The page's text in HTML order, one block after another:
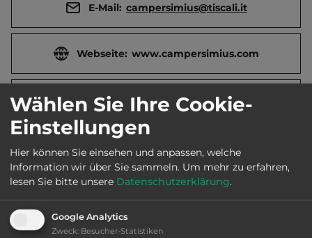
E-Mail: campersimius@tiscali.it
Webseite: www.campersimius.com
Öffnungszeiten: Ganzjährig geöffnet
Ausstattung:
Wählen Sie Ihre Cookie-
Einstellungen
Hier können Sie einsehen und anpassen, welche
Information wir über Sie sammeln. Um mehr zu erfahren,
lesen Sie bitte unsere Datenschutzerklärung.
Google Analytics
Zweck: Besucher-Statistiken